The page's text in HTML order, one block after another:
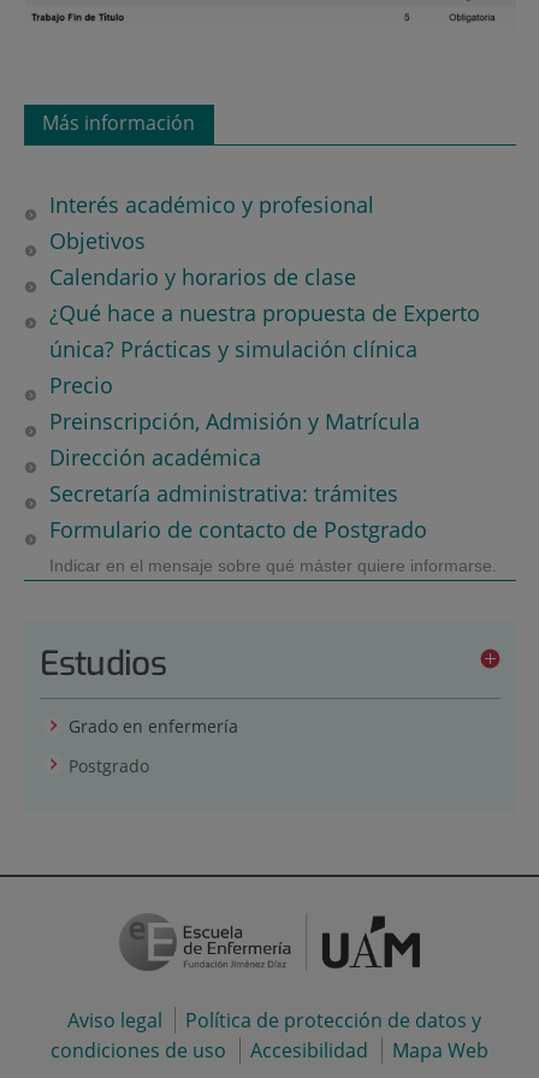
Más información
Interés académico y profesional
Objetivos
Calendario y horarios de clase
¿Qué hace a nuestra propuesta de Experto
única? Prácticas y simulación clínica
Precio
Preinscripción, Admisión y Matrícula
Dirección académica
Secretaría administrativa: trámites
Formulario de contacto de Postgrado
Indicar en el mensaje sobre qué máster quiere informarse.
Estudios
Grado en enfermería
Postgrado
Aviso legal
Política de protección de datos y
condiciones de uso
Accesibilidad Mapa Web